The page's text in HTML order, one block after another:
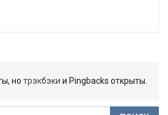
но трэкбэки и Pingbacks открыты.